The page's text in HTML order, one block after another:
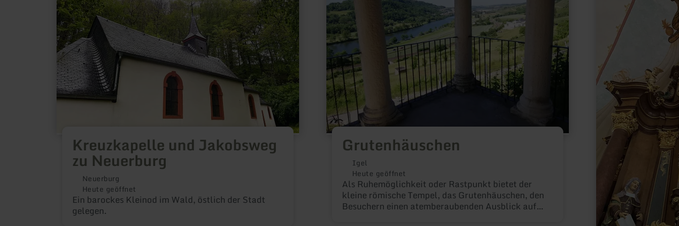
Kreuzkapelle und Jakobsweg
zu Neuerburg
Neuerburg
Heute geöffnet
Ein barockes Kleinod im Wald, östlich der Stadt
gelegen.
zu
Neuerburg
Grutenhäuschen
Igel
Heute geöffnet
Als Ruhemöglichkeit oder Rastpunkt bietet der
kleine römische Tempel, das Grutenhäuschen, den
Besuchern einen atemberaubenden Ausblick auf